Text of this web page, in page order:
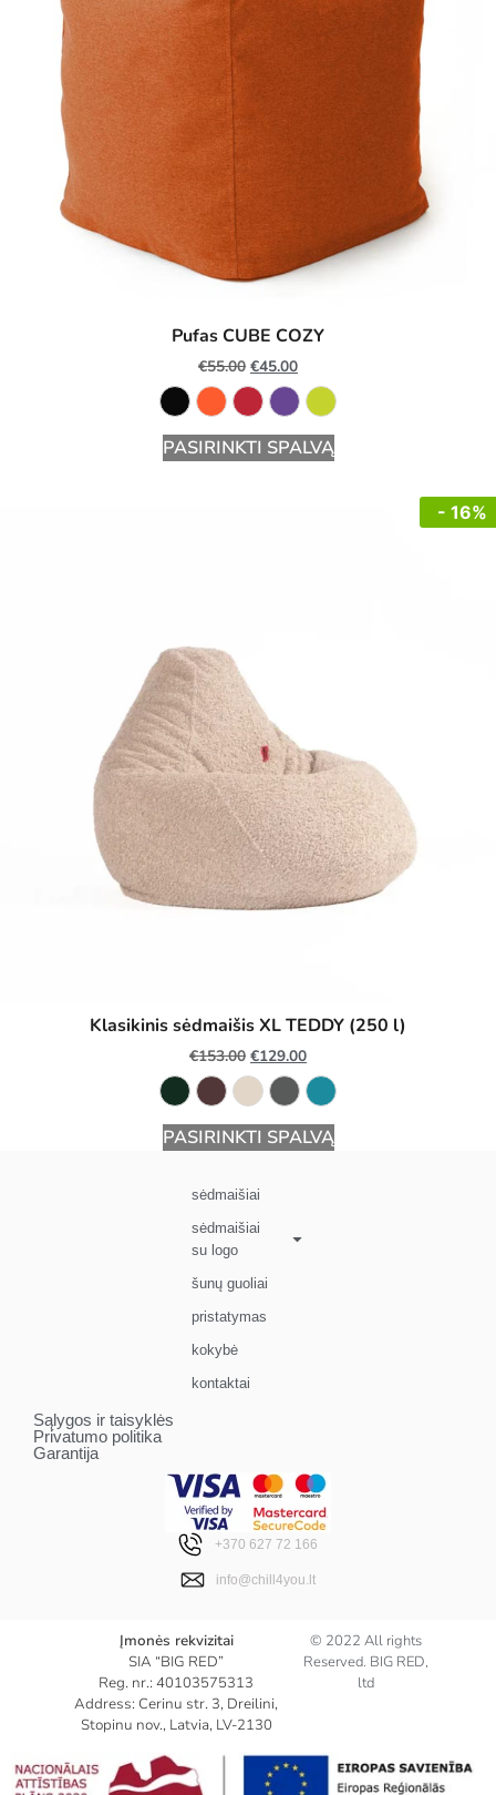
Pufas CUBE COZY
€55.00 €45.00
PASIRINKTI SPALVĄ
- 16%
Klasikinis sėdmaišis XL TEDDY (250 l)
€153.00 €129.00
PASIRINKTI SPALVĄ
sėdmaišiai
sėdmaišiai
su logo
šunų guoliai
pristatymas
kokybė
kontaktai
Sąlygos ir taisyklės
Privatumo politika
Garantija
+370 627 72 166
info@chill4you.lt
Įmonės rekvizitai
SIA “BIG RED”
Reg. nr.: 40103575313
Address: Cerinu str. 3, Dreilini,
Stopinu nov., Latvia, LV-2130
© 2022 All rights
Reserved. BIG RED,
ltd